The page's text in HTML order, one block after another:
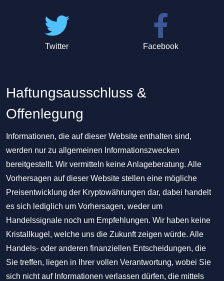
Twitter Facebook
Haftungsausschluss &
Offenlegung
Informationen, die auf dieser Website enthalten sind,
werden nur zu allgemeinen Informationszwecken
bereitgestellt. Wir vermitteln keine Anlageberatung. Alle
Vorhersagen auf dieser Website stellen eine mögliche
Preisentwicklung der Kryptowährungen dar, dabei handelt
es sich lediglich um Vorhersagen, weder um
Handelssignale noch um Empfehlungen. Wir haben keine
Kristallkugel, welche uns die Zukunft zeigen würde. Alle
Handels- oder anderen finanziellen Entscheidungen, die
Sie treffen, liegen in Ihrer vollen Verantwortung, wobei Sie
sich nicht auf Informationen verlassen dürfen, die mittels